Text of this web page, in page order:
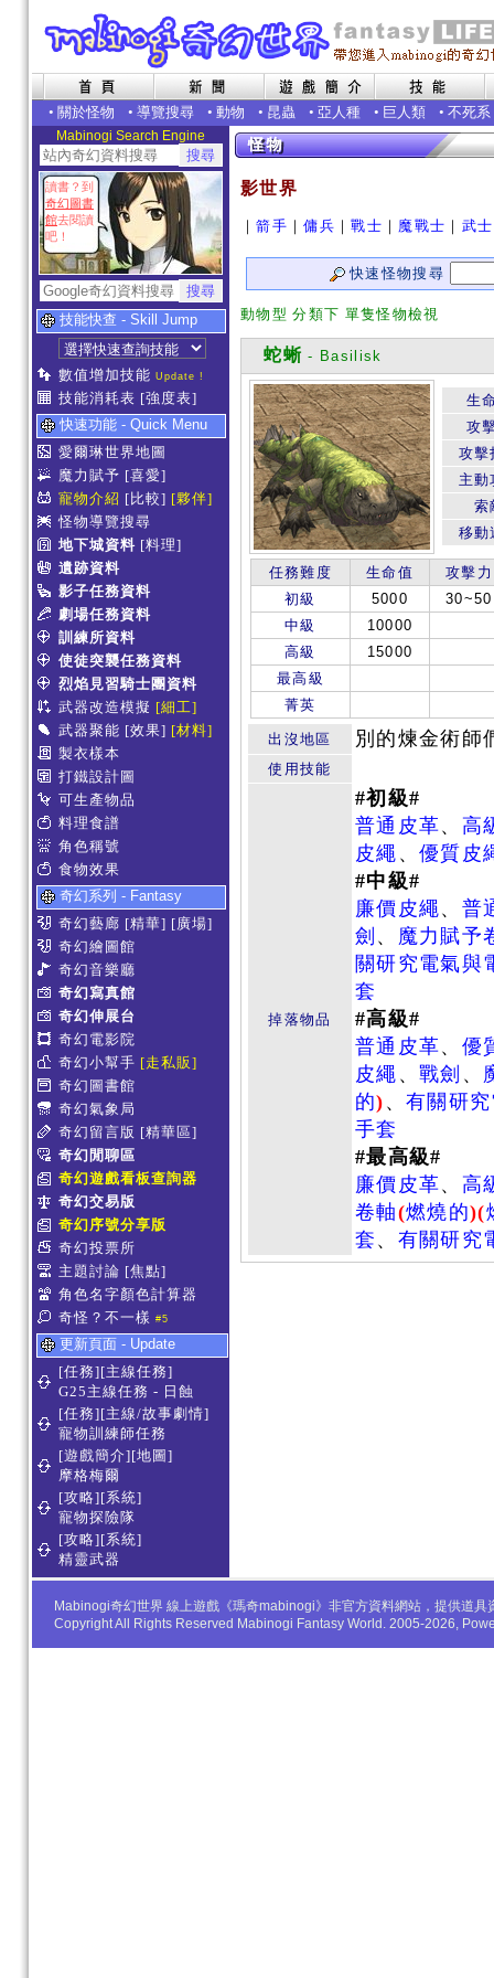
• 關於怪物 • 導覽搜尋 • 動物 • 昆蟲 • 亞人種 • 巨人類 • 不死系
Mabinogi Search Engine
讀書？到
奇幻圖書
館去閱讀
吧！
技能快查 - Skill Jump
數值增加技能 Update !
技能消耗表 [強度表]
快速功能 - Quick Menu
愛爾琳世界地圖
魔力賦予 [喜愛]
寵物介紹 [比較] [夥伴]
怪物導覽搜尋
地下城資料 [料理]
遺跡資料
影子任務資料
劇場任務資料
訓練所資料
使徒突襲任務資料
烈焰見習騎士團資料
武器改造模擬 [細工]
武器聚能 [效果] [材料]
製衣樣本
打鐵設計圖
可生產物品
料理食譜
角色稱號
食物效果
奇幻系列 - Fantasy
奇幻藝廊 [精華] [廣場]
奇幻繪圖館
奇幻音樂廳
奇幻寫真館
奇幻伸展台
奇幻電影院
奇幻小幫手 [走私販]
奇幻圖書館
奇幻氣象局
奇幻留言版 [精華區]
奇幻閒聊區
奇幻遊戲看板查詢器
奇幻交易版
奇幻序號分享版
奇幻投票所
主題討論 [焦點]
角色名字顏色計算器
奇怪？不一樣 #5
更新頁面 - Update
[任務][主線任務]
G25主線任務 - 日蝕
[任務][主線/故事劇情]
寵物訓練師任務
[遊戲簡介][地圖]
摩格梅爾
[攻略][系統]
寵物探險隊
[攻略][系統]
精靈武器
影世界
｜箭手 ｜傭兵 ｜戰士 ｜ 魔戰士 ｜ 武士
快速怪物搜尋
動物型 分類下 單隻怪物檢視
蛇蜥 - Basilisk
生
攻
攻擊
主動
索
移動
任務難度 生命值
攻擊力
初級
5000
30~50
中級
10000
高級
15000
最高級
菁英
出沒地區 別的煉金術師
使用技能
掉落物品
#初級#
普通皮革、 高
皮繩 、優質皮
#中級#
廉價皮繩、 普
劍 、 魔力賦予
關研究電氣與
套
#高級#
普通皮革、 優
皮繩 、戰劍 、
的) 、有關研
手套
#最高級#
廉價皮革、 高
卷軸(燃燒的)(
套 、 有關研究
Mabinogi奇幻世界 線上遊戲《瑪奇mabinogi》非官方資料網站，提供道
Copyright All Rights Reserved Mabinogi Fantasy World. 2005-2026,